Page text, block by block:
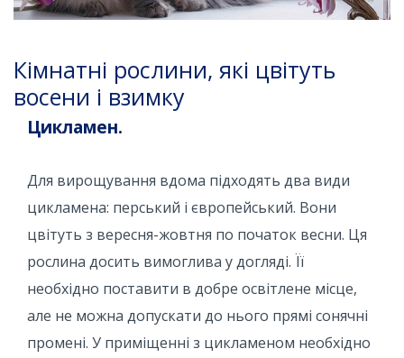
Кімнатні рослини, які цвітуть
восени і взимку
Цикламен.
Для вирощування вдома підходять два види
цикламена: перський і європейський. Вони
цвітуть з вересня-жовтня по початок весни. Ця
рослина досить вимоглива у догляді. Її
необхідно поставити в добре освітлене місце,
але не можна допускати до нього прямі сонячні
промені. У приміщенні з цикламеном необхідно